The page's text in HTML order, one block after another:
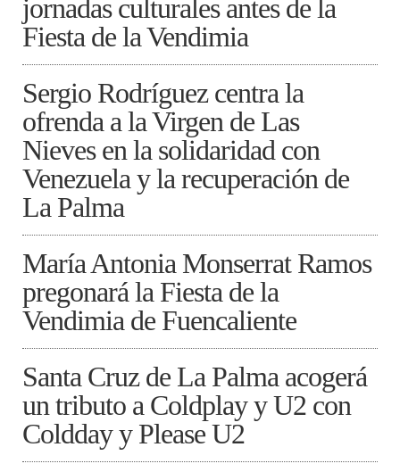
jornadas culturales antes de la
Fiesta de la Vendimia
Sergio Rodríguez centra la
ofrenda a la Virgen de Las
Nieves en la solidaridad con
Venezuela y la recuperación de
La Palma
María Antonia Monserrat Ramos
pregonará la Fiesta de la
Vendimia de Fuencaliente
Santa Cruz de La Palma acogerá
un tributo a Coldplay y U2 con
Coldday y Please U2